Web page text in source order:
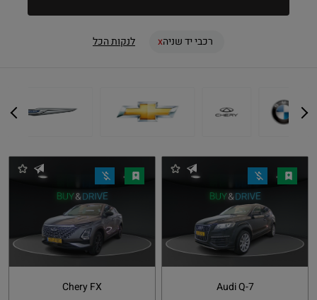
הָאֲתָר.
רכבי יד שניה לנקות הכל
Audi Q-7
Chery FX